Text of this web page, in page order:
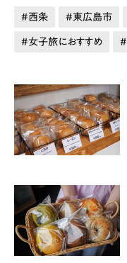
西条 東広島市
女子旅におすすめ